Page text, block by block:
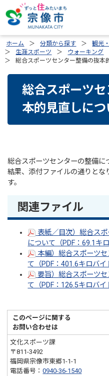
ホーム 分類から探す 観光
生涯スポーツ
ウォーキング
総合スポーツセンター整備の抜本
総合スポーツ
本的見直しにつ
総合スポーツセンターの整備に
結果、添付ファイルの通りとな
す。
関連ファイル
表紙／目次）総合ス
について（PDF：69.1キ
本編）総合スポーツ
て（PDF：401.6キロバ
要旨）総合スポーツ
て（PDF：126.5キロバ
このページに関する
お問い合わせは
文化スポーツ課
〒811-3492
福岡県宗像市東郷1-1-1
電話番号：0940-36-1540